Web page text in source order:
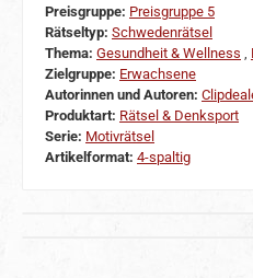
Preisgruppe: Preisgruppe 5
Rätseltyp: Schwedenrätsel
Thema: Gesundheit & Wellness
Zielgruppe: Erwachsene
Autorinnen und Autoren:
Produktart: Rätsel & Denksport
Serie: Motivrätsel
Artikelformat: 4-spaltig